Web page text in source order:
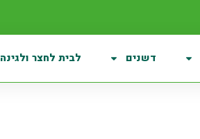
דשנים לבית לחצר ולגינה